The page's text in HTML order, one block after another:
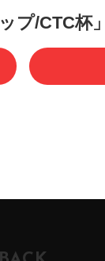
プ/CTC杯」